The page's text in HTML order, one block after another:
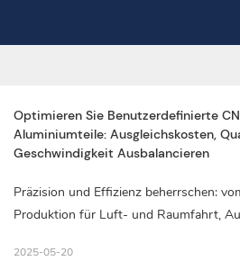
Optimieren Sie Benutzerdefinierte
Aluminiumteile: Ausgleichskosten,
Geschwindigkeit Ausbalancieren
Präzision und Effizienz beherrschen:
Produktion für Luft- und Raumfahrt,
2025-05-20